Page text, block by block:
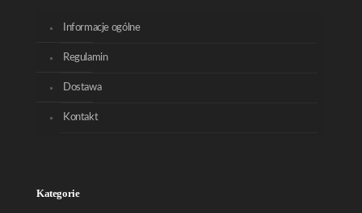
Informacje ogólne
Regulamin
Dostawa
Kontakt
Kategorie